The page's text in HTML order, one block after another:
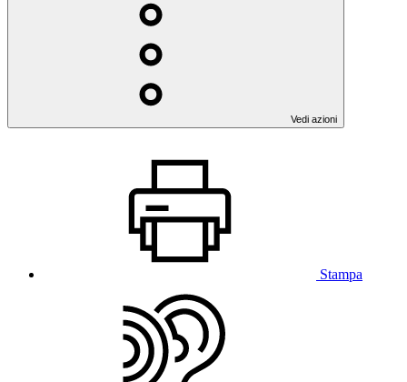
Vedi azioni
Stampa